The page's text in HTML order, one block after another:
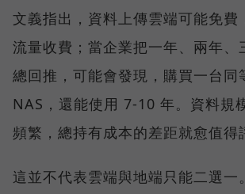
文義指出，資料上傳雲端可能免費
流量收費；當企業把一年、兩年、
總回推，可能會發現，購買一台同
NAS，還能使用 7-10 年。資料規
頻繁，總持有成本的差距就愈值得
這並不代表雲端與地端只能二選一